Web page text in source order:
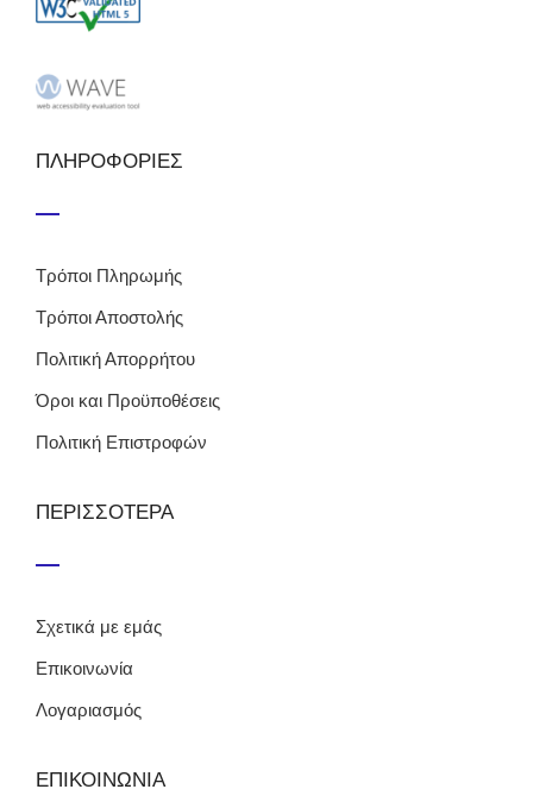
ΠΛΗΡΟΦΟΡΙΕΣ
Τρόποι Πληρωμής
Τρόποι Αποστολής
Πολιτική Απορρήτου
Όροι και Προϋποθέσεις
Πολιτική Επιστροφών
ΠΕΡΙΣΣΟΤΕΡΑ
Σχετικά με εμάς
Επικοινωνία
Λογαριασμός
ΕΠΙΚΟΙΝΩΝΙΑ